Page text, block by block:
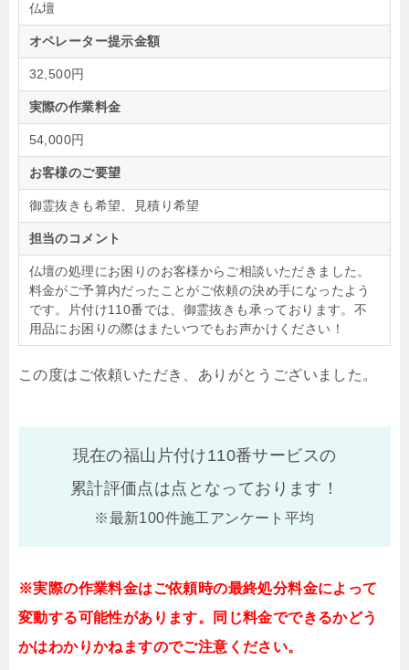
仏壇
オペレーター提示金額
32,500円
実際の作業料金
54,000円
お客様のご要望
御霊抜きも希望、見積り希望
担当のコメント
仏壇の処理にお困りのお客様からご相談いただきました。
料金がご予算内だったことがご依頼の決め手になったよう
です。片付け110番では、御霊抜きも承っております。不
用品にお困りの際はまたいつでもお声かけください！
この度はご依頼いただき、ありがとうございました。
現在の福山片付け110番サービスの
累計評価点は点となっております！
※最新100件施工アンケート平均
※実際の作業料金はご依頼時の最終処分料金によって
変動する可能性があります。同じ料金でできるかどう
かはわかりかねますのでご注意ください。